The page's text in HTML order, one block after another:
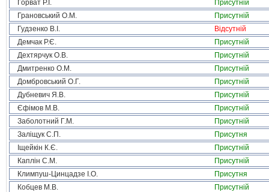
Горват Р.І.
Присутній
Грановський О.М.
Присутній
Гудзенко В.І.
Відсутній
Демчак Р.Є.
Присутній
Дехтярчук О.В.
Присутній
Дмитренко О.М.
Присутній
Домбровський О.Г.
Присутній
Дубневич Я.В.
Присутній
Єфімов М.В.
Присутній
Заболотний Г.М.
Присутній
Заліщук С.П.
Присутня
Іщейкін К.Є.
Присутній
Каплін С.М.
Присутній
Климпуш-Цинцадзе І.О.
Присутня
Кобцев М.В.
Присутній